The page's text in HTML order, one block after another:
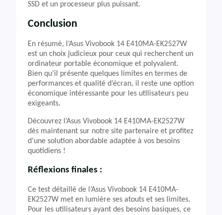
SSD et un processeur plus puissant.
Conclusion
En résumé, l’Asus Vivobook 14 E410MA-EK2527W
est un choix judicieux pour ceux qui recherchent un
ordinateur portable économique et polyvalent.
Bien qu’il présente quelques limites en termes de
performances et qualité d’écran, il reste une option
économique intéressante pour les utilisateurs peu
exigeants.
Découvrez l’Asus Vivobook 14 E410MA-EK2527W
dès maintenant sur notre site partenaire et profitez
d’une solution abordable adaptée à vos besoins
quotidiens !
Réflexions finales :
Ce test détaillé de l’Asus Vivobook 14 E410MA-
EK2527W met en lumière ses atouts et ses limites.
Pour les utilisateurs ayant des besoins basiques, ce